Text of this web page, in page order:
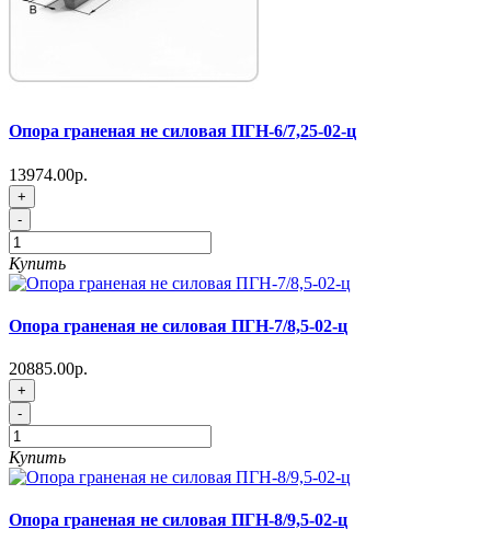
Опора граненая не силовая ПГН-6/7,25-02-ц
13974.00р.
+
-
Купить
Опора граненая не силовая ПГН-7/8,5-02-ц
20885.00р.
+
-
Купить
Опора граненая не силовая ПГН-8/9,5-02-ц